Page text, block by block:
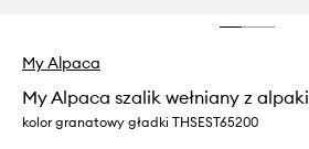
My Alpaca
My Alpaca szalik wełniany z alpaki
kolor granatowy gładki THSEST65200